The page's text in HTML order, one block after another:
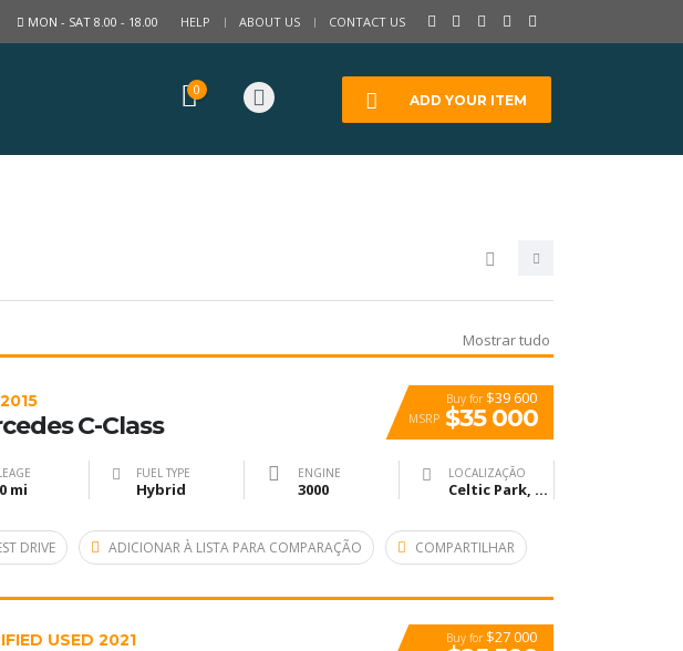
HELP ABOUT US CONTACT US
MON - SAT 8.00 - 18.00
ADD YOUR ITEM
0
Mostrar tudo
Buy for $39 600
MSRP $35 000
C-Class
mi
FUEL TYPE
Hybrid
ENGINE
3000
LOCALIZAÇÃO
Celtic Park, Glasgow, United Kingdom
DRIVE ADICIONAR À LISTA PARA COMPARAÇÃO COMPARTILHAR
Buy for $27 000
USED 2021